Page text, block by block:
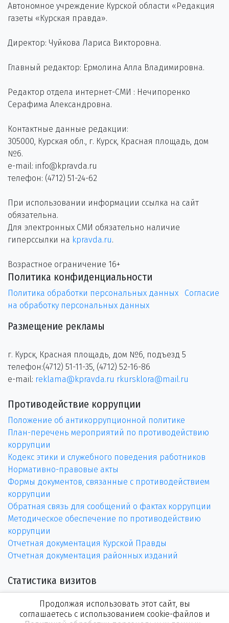
Автономное учреждение Курской области «Редакция
газеты «Курская правда».
Директор: Чуйкова Лариса Викторовна.
Главный редактор: Ермолина Алла Владимировна.
Редактор отдела интернет-СМИ : Нечипоренко
Серафима Александровна.
Контактные данные редакции:
305000, Курская обл., г. Курск, Красная площадь, дом
№6.
e-mail: info@kpravda.ru
телефон: (4712) 51-24-62
При использовании информации ссылка на сайт
обязательна.
Для электронных СМИ обязательно наличие
гиперссылки на kpravda.ru.
Возрастное ограничение 16+
Политика конфиденциальности
Политика обработки персональных данных
Согласие
на обработку персональных данных
Размещение рекламы
г. Курск, Красная площадь, дом №6, подъезд 5
телефон:(4712) 51-11-35, (4712) 52-16-86
e-mail: reklama@kpravda.ru rkursklora@mail.ru
Противодействие коррупции
Положение об антикоррупционной политике
План-перечень мероприятий по противодействию
коррупции
Кодекс этики и служебного поведения работников
Нормативно-правовые акты
Формы документов, связанные с противодействием
коррупции
Обратная связь для сообщений о фактах коррупции
Методическое обеспечение по противодействию
коррупции
Отчетная документация Курской Правды
Отчетная документация районных изданий
Статистика визитов
Продолжая использовать этот сайт, вы
соглашаетесь с использованием cookie-файлов и